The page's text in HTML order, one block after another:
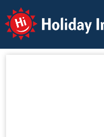
Holiday Info